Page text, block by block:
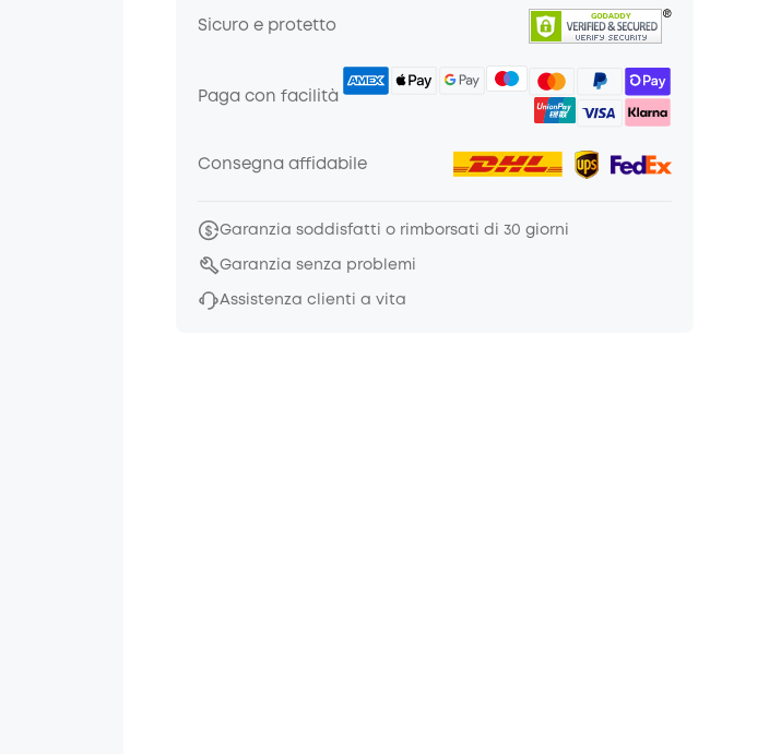
Sicuro e protetto
Paga con facilità
Consegna affidabile
Garanzia soddisfatti o rimborsati di 30 giorni
Garanzia senza problemi
Assistenza clienti a vita